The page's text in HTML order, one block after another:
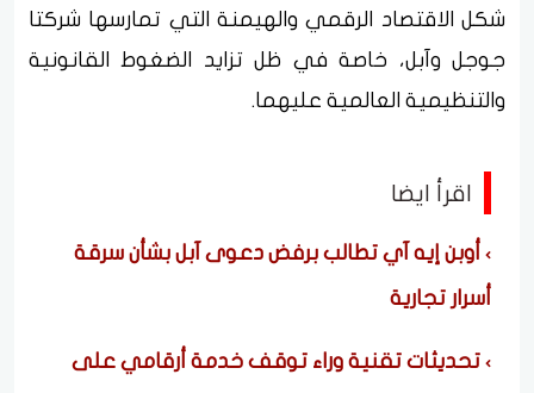
شكل الاقتصاد الرقمي والهيمنة التي تمارسها شركتا
جوجل وآبل، خاصة في ظل تزايد الضغوط القانونية
والتنظيمية العالمية عليهما.
اقرأ ايضا
أوبن إيه آي تطالب برفض دعوى آبل بشأن سرقة
أسرار تجارية
تحديثات تقنية وراء توقف خدمة أرقامي على